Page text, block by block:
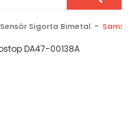
Sensör Sigorta Bimetal